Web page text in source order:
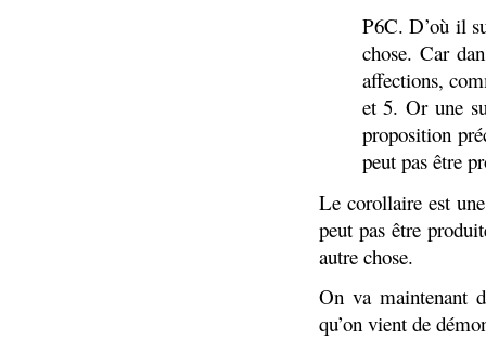
P6C. D’où il
chose. Car
affections,
et 5. Or une
proposition
peut pas être
Le corollaire est
peut pas être
autre chose.
On va maintenant
qu’on vient de